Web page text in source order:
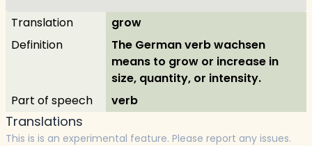
Translation
grow
Definition
The German verb wachsen
means to grow or increase in
size, quantity, or intensity.
Part of speech
verb
Translations
This is is an experimental feature. Please report any issues.